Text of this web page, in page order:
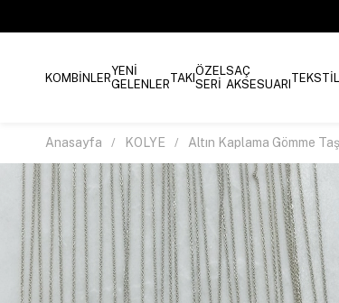
KOMBİNLERYENİ
GELENLERTAKIÖZEL
SERİ
SAÇ
AKSESUARI TEKSTİL
Anasayfa KOLYE Altın Kaplama Gömme